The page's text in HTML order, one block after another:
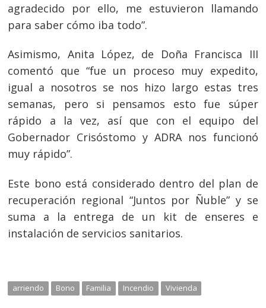
agradecido por ello, me estuvieron llamando
para saber cómo iba todo”.
Asimismo, Anita López, de Doña Francisca III
comentó que “fue un proceso muy expedito,
igual a nosotros se nos hizo largo estas tres
semanas, pero si pensamos esto fue súper
rápido a la vez, así que con el equipo del
Gobernador Crisóstomo y ADRA nos funcionó
muy rápido”.
Este bono está considerado dentro del plan de
recuperación regional “Juntos por Ñuble” y se
suma a la entrega de un kit de enseres e
instalación de servicios sanitarios.
arriendo Bono Familia Incendio Vivienda